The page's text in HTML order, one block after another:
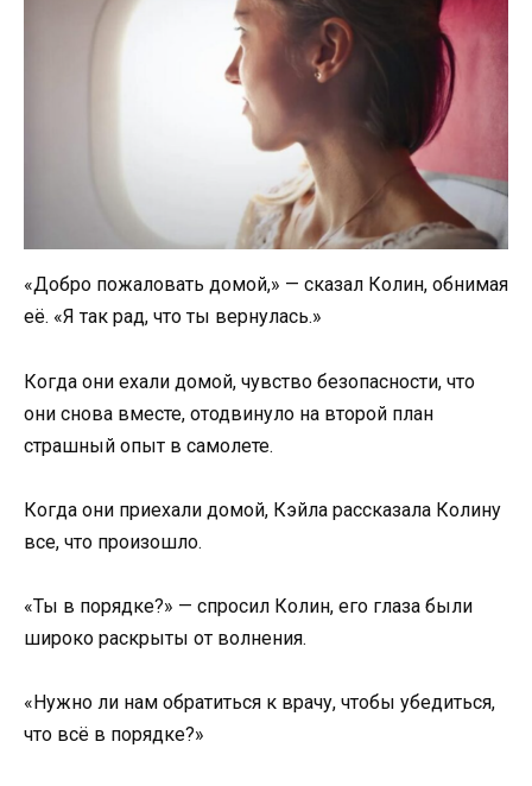
«Добро пожаловать домой,» — сказал Колин, обнимая
её. «Я так рад, что ты вернулась.»
Когда они ехали домой, чувство безопасности, что
они снова вместе, отодвинуло на второй план
страшный опыт в самолете.
Когда они приехали домой, Кэйла рассказала Колину
все, что произошло.
«Ты в порядке?» — спросил Колин, его глаза были
широко раскрыты от волнения.
«Нужно ли нам обратиться к врачу, чтобы убедиться,
что всё в порядке?»